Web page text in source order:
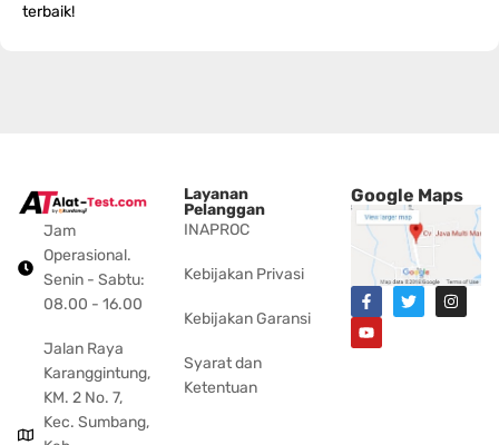
terbaik!
Jam
Operasional.
Senin - Sabtu:
08.00 - 16.00
Jalan Raya
Karanggintung,
KM. 2 No. 7,
Kec. Sumbang,
Layanan
Pelanggan
INAPROC
Kebijakan Privasi
Kebijakan Garansi
Syarat dan
Ketentuan
Google Maps